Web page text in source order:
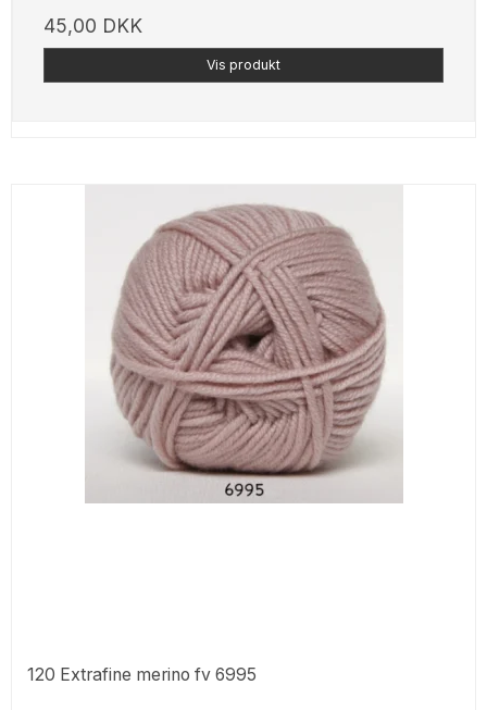
45,00 DKK
Vis produkt
120 Extrafine merino fv 6995